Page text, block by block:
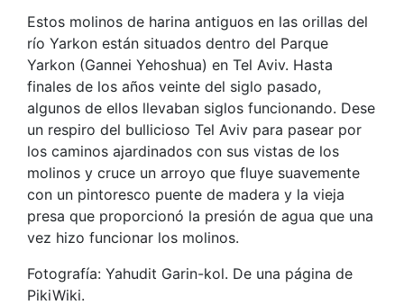
Estos molinos de harina antiguos en las orillas del
río Yarkon están situados dentro del Parque
Yarkon (Gannei Yehoshua) en Tel Aviv. Hasta
finales de los años veinte del siglo pasado,
algunos de ellos llevaban siglos funcionando. Dese
un respiro del bullicioso Tel Aviv para pasear por
los caminos ajardinados con sus vistas de los
molinos y cruce un arroyo que fluye suavemente
con un pintoresco puente de madera y la vieja
presa que proporcionó la presión de agua que una
vez hizo funcionar los molinos.
Fotografía: Yahudit Garin-kol. De una página de
PikiWiki.